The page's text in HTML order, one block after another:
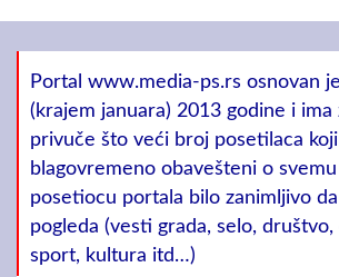
Portal www.media-ps.rs osnovan
(krajem januara) 2013 godine i ima
privuče što veći broj posetilaca
blagovremeno obavešteni o
posetiocu portala bilo zanimljivo
pogleda (vesti grada, selo, društvo,
sport, kultura itd…)